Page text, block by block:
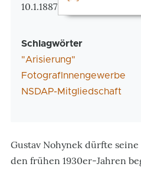
Zusatzinformationen
10.1.1887 Bizezinka, Galizien
Schlagwörter
"Arisierung"
FotografInnengewerbe
NSDAP-Mitgliedschaft
Gustav Nohynek dürfte
den frühen 1930er-Jahren